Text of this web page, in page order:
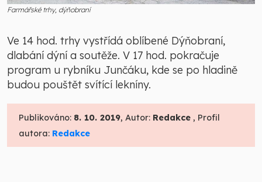
Farmářské trhy, dýňobraní
Ve 14 hod. trhy vystřídá oblíbené Dýňobraní,
dlabání dýní a soutěže. V 17 hod. pokračuje
program u rybníku Junčáku, kde se po hladině
budou pouštět svítící lekníny.
Publikováno: 8. 10. 2019, Autor: Redakce , Profil
autora: Redakce